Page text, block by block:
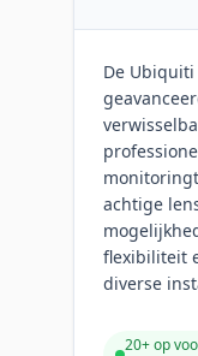
De Ubiquiti
achtige
flexibiliteit
diverse
20+ op